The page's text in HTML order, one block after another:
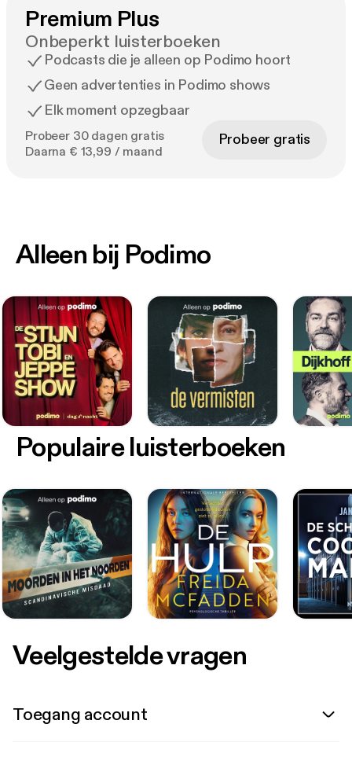
Premium Plus
Onbeperkt luisterboeken
Podcasts die je alleen op Podimo hoort
Geen advertenties in Podimo shows
Elk moment opzegbaar
Probeer 30 dagen gratis
Daarna € 13,99 / maand
Probeer gratis
Alleen bij Podimo
Populaire luisterboeken
Veelgestelde vragen
Toegang account